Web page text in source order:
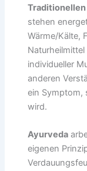
stehen
Wärme/Kälte,
individueller
anderen
ein Symptom,
wird.
Ayurveda
eigenen